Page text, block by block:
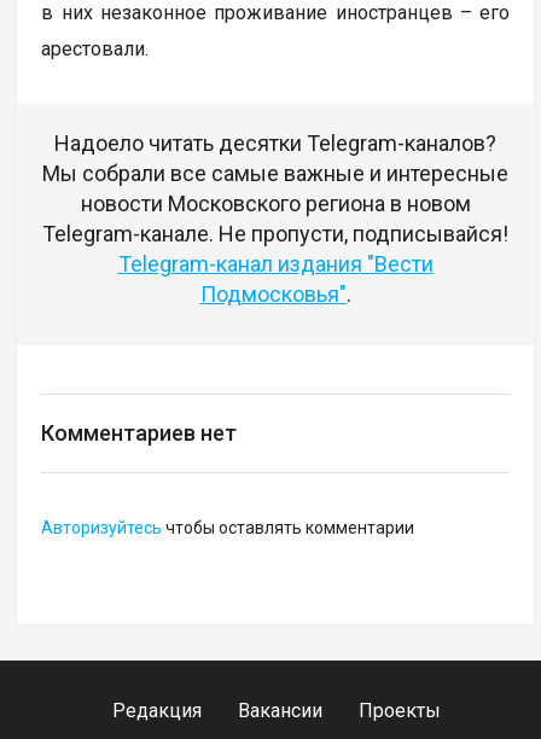
в них незаконное проживание иностранцев – его
арестовали.
Надоело читать десятки Telegram-каналов?
Мы собрали все самые важные и интересные
новости Московского региона в новом
Telegram-канале. Не пропусти, подписывайся!
Telegram-канал издания "Вести
Подмосковья".
Комментариев нет
Авторизуйтесь чтобы оставлять комментарии
Редакция Вакансии
Проекты